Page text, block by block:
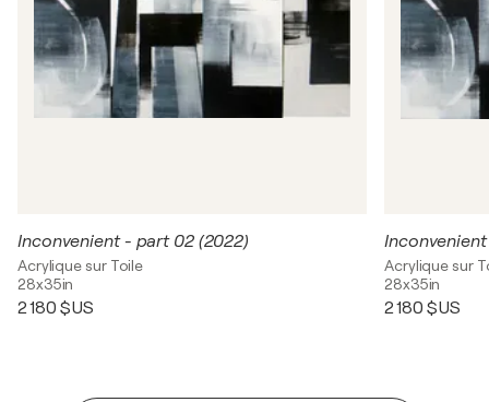
Inconvenient - part 02 (2022)
Acrylique sur Toile
28x35in
2 180 $US
Inconvenient
Acrylique sur
28x35in
2 180 $US